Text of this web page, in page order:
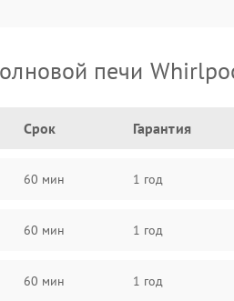
печи
Срок Гарантия
60 мин 1 год
60 мин 1 год
60 мин 1 год